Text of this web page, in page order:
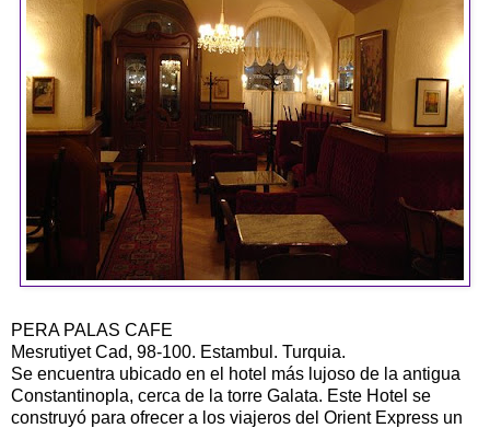
PERA PALAS CAFE
Mesrutiyet Cad, 98-100. Estambul. Turquia.
Se encuentra ubicado en el hotel más lujoso de la antigua
Constantinopla, cerca de la torre Galata. Este Hotel se
construyó para ofrecer a los viajeros del Orient Express un